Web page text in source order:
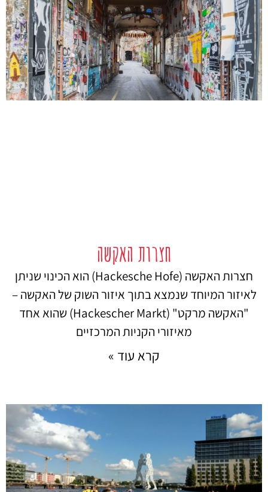
חצרות האקשה
חצרות האקשה (Hackesche Hofe) הוא הכינוי שניתן
לאיזור המיוחד שנמצא בתוך איזור השוק של האקשה –
"האקשה מרקט" (Hackescher Markt) שהוא אחד
מאיזורי הקניות המרכזיים
קרא עוד »